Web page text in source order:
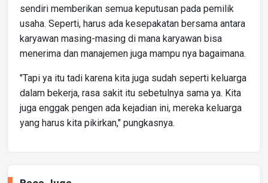
sendiri memberikan semua keputusan pada pemilik
usaha. Seperti, harus ada kesepakatan bersama antara
karyawan masing-masing di mana karyawan bisa
menerima dan manajemen juga mampu nya bagaimana.
"Tapi ya itu tadi karena kita juga sudah seperti keluarga
dalam bekerja, rasa sakit itu sebetulnya sama ya. Kita
juga enggak pengen ada kejadian ini, mereka keluarga
yang harus kita pikirkan," pungkasnya.